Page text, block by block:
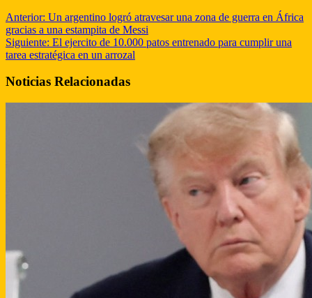
Anterior: Un argentino logró atravesar una zona de guerra en África
gracias a una estampita de Messi
Siguiente: El ejercito de 10.000 patos entrenado para cumplir una
tarea estratégica en un arrozal
Noticias Relacionadas